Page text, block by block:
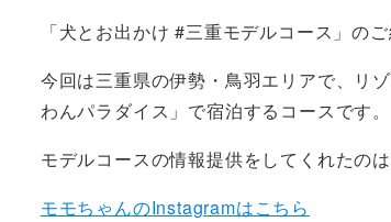
「犬とお出かけ #三重モデルコース」のご
今回は三重県の伊勢・鳥羽エリアで、リ
わんパラダイス」で宿泊するコースです。
モデルコースの情報提供をしてくれたの
モモちゃんのInstagramはこちら